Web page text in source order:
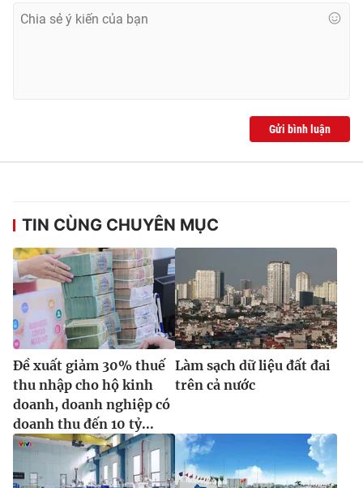
Gửi bình luận
TIN CÙNG CHUYÊN MỤC
Đề xuất giảm 30% thuế
thu nhập cho hộ kinh
doanh, doanh nghiệp có
doanh thu đến 10 tỷ...
Làm sạch dữ liệu đất đai
trên cả nước